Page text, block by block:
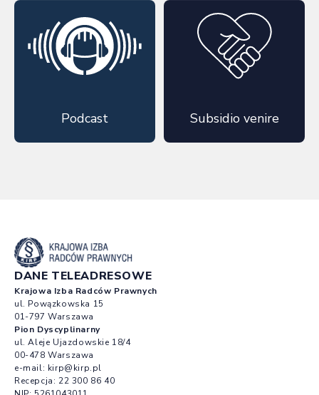
Podcast Subsidio venire
DANE TELEADRESOWE
Krajowa Izba Radców Prawnych
ul. Powązkowska 15
01-797 Warszawa
Pion Dyscyplinarny
ul. Aleje Ujazdowskie 18/4
00-478 Warszawa
e-mail: kirp@kirp.pl
Recepcja: 22 300 86 40